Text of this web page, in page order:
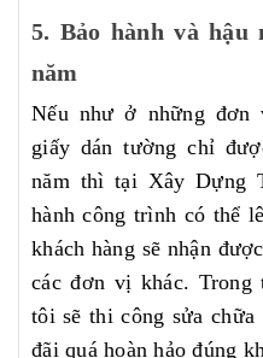
5. Bảo hành và hậu
năm
Nếu như ở những
giấy dán tường chỉ
năm thì tại Xây Dựng
hành công trình có thể
khách hàng sẽ nhận
các đơn vị khác. Trong
tôi sẽ thi công sửa
đãi quá hoàn hảo đúng